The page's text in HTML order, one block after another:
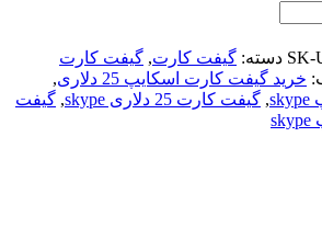
SK- دسته: گیفت کارت, گیفت کارت
خرید گیفت کارت اسکایپ 25 دلاری
,
, گیفت کارت 25 دلاری skype , گیفت